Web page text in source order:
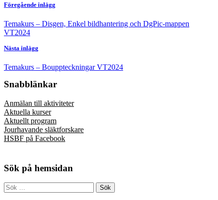
Föregående inlägg
Temakurs – Disgen, Enkel bildhantering och DgPic-mappen
VT2024
Nästa inlägg
Temakurs – Bouppteckningar VT2024
Snabblänkar
Anmälan till aktiviteter
Aktuella kurser
Aktuellt program
Jourhavande släktforskare
HSBF på Facebook
Sök på hemsidan
Sök
efter: